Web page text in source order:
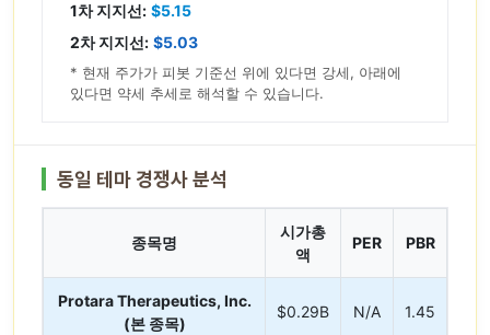
1차 지지선: $5.15
2차 지지선: $5.03
* 현재 주가가 피봇 기준선 위에 있다면 강세, 아래에
있다면 약세 추세로 해석할 수 있습니다.
동일 테마 경쟁사 분석
종목명
시가총
액
PER PBR
Protara Therapeutics, Inc.
(본 종목)
$0.29B N/A 1.45